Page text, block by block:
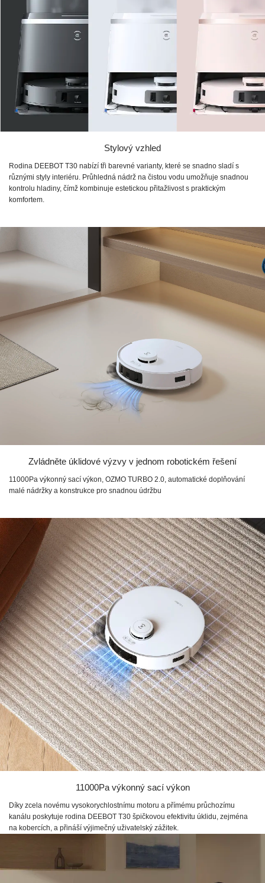
Stylový vzhled
Rodina DEEBOT T30 nabízí tři barevné varianty, které se snadno sladí s
různými styly interiéru. Průhledná nádrž na čistou vodu umožňuje snadnou
kontrolu hladiny, čímž kombinuje estetickou přitažlivost s praktickým
komfortem.
Zvládněte úklidové výzvy v jednom robotickém řešení
11000Pa výkonný sací výkon, OZMO TURBO 2.0, automatické doplňování
malé nádržky a konstrukce pro snadnou údržbu
11000Pa výkonný sací výkon
Díky zcela novému vysokorychlostnímu motoru a přímému průchozímu
kanálu poskytuje rodina DEEBOT T30 špičkovou efektivitu úklidu, zejména
na kobercích, a přináší výjimečný uživatelský zážitek.